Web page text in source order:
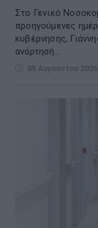
Στο Γενικό
προηγούμενες
κυβέρνησης,
ανάρτησή...
05 Αυγούστου 2026